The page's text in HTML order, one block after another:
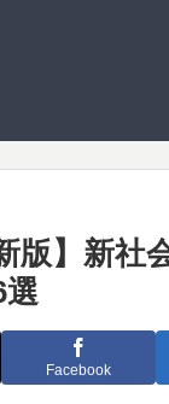
版】新
Facebook